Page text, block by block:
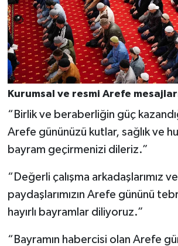
Kurumsal ve resmi Arefe
“Birlik ve beraberliğin güç
Arefe gününüzü kutlar, sağlık ve
bayram geçirmenizi dileriz.”
“Değerli çalışma arkadaşlarımız ve
paydaşlarımızın Arefe gününü
hayırlı bayramlar diliyoruz.”
“Bayramın habercisi olan Arefe